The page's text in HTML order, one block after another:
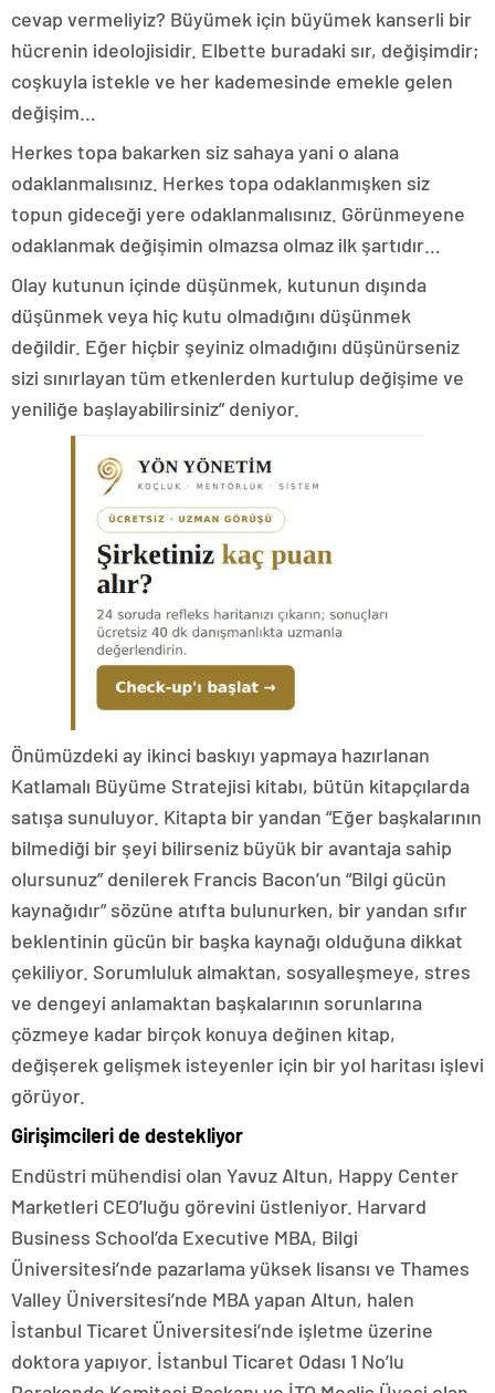
cevap vermeliyiz? Büyümek için büyümek kanserli bir
hücrenin ideolojisidir. Elbette buradaki sır, değişimdir;
coşkuyla istekle ve her kademesinde emekle gelen
değişim…
Herkes topa bakarken siz sahaya yani o alana
odaklanmalısınız. Herkes topa odaklanmışken siz
topun gideceği yere odaklanmalısınız. Görünmeyene
odaklanmak değişimin olmazsa olmaz ilk şartıdır…
Olay kutunun içinde düşünmek, kutunun dışında
düşünmek veya hiç kutu olmadığını düşünmek
değildir. Eğer hiçbir şeyiniz olmadığını düşünürseniz
sizi sınırlayan tüm etkenlerden kurtulup değişime ve
yeniliğe başlayabilirsiniz” deniyor.
Önümüzdeki ay ikinci baskıyı yapmaya hazırlanan
Katlamalı Büyüme Stratejisi kitabı, bütün kitapçılarda
satışa sunuluyor. Kitapta bir yandan “Eğer başkalarının
bilmediği bir şeyi bilirseniz büyük bir avantaja sahip
olursunuz” denilerek Francis Bacon’un “Bilgi gücün
kaynağıdır” sözüne atıfta bulunurken, bir yandan sıfır
beklentinin gücün bir başka kaynağı olduğuna dikkat
çekiliyor. Sorumluluk almaktan, sosyalleşmeye, stres
ve dengeyi anlamaktan başkalarının sorunlarına
çözmeye kadar birçok konuya değinen kitap,
değişerek gelişmek isteyenler için bir yol haritası işlevi
görüyor.
Girişimcileri de destekliyor
Endüstri mühendisi olan Yavuz Altun, Happy Center
Marketleri CEO’luğu görevini üstleniyor. Harvard
Business School’da Executive MBA, Bilgi
Üniversitesi’nde pazarlama yüksek lisansı ve Thames
Valley Üniversitesi’nde MBA yapan Altun, halen
İstanbul Ticaret Üniversitesi’nde işletme üzerine
doktora yapıyor. İstanbul Ticaret Odası 1 No’lu